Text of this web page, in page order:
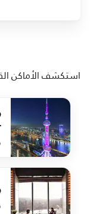
استكشف الأماكن
& Bar